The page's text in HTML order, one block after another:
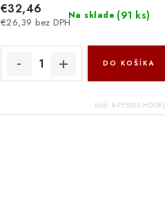
Na sklade (91 ks)
€26,39 bez DPH
€32,46
DO KOŠÍKA
Kód: R-PF500X-